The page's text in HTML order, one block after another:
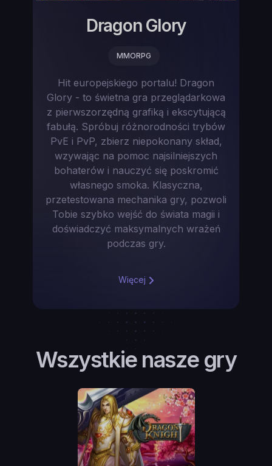
Dragon Glory
MMORPG
Hit europejskiego portalu! Dragon
Glory - to świetna gra przeglądarkowa
z pierwszorzędną grafiką i ekscytującą
fabułą. Spróbuj różnorodności trybów
PvE i PvP, zbierz niepokonany skład,
wzywając na pomoc najsilniejszych
bohaterów i nauczyć się poskromić
własnego smoka. Klasyczna,
przetestowana mechanika gry, pozwoli
Tobie szybko wejść do świata magii i
doświadczyć maksymalnych wrażeń
podczas gry.
Więcej
Wszystkie nasze gry